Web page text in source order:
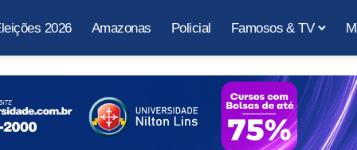
2026 Amazonas Policial Famosos & TV